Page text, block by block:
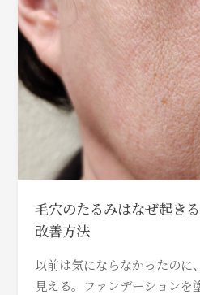
毛穴のたるみはなぜ起き
改善方法
以前は気にならなかったのに
見える。ファンデーション